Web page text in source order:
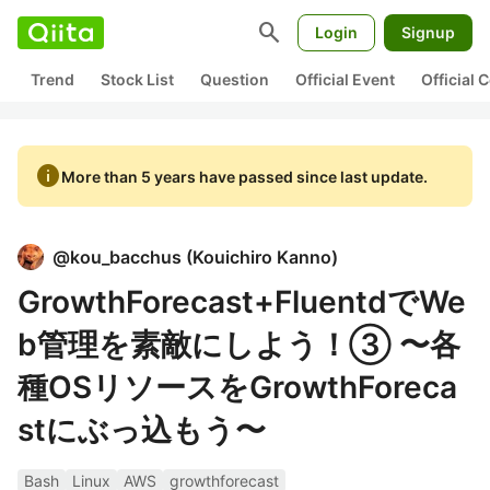
search Login Signup
Trend Stock List Question Official Event Official
infoMore than 5 years have passed since last update.
@kou_bacchus (Kouichiro Kanno)
GrowthForecast+FluentdでWe
b管理を素敵にしよう！③ 〜各
種OSリソースをGrowthForeca
stにぶっ込もう〜
Bash Linux AWS growthforecast